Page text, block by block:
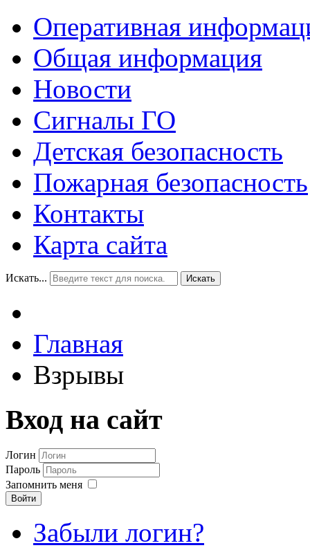
Оперативная
Общая информация
Новости
Сигналы ГО
Детская безопасность
Пожарная безопасность
Контакты
Карта сайта
Искать... Искать
Главная
Взрывы
Вход на сайт
Логин
Пароль
Запомнить меня
Войти
Забыли логин?